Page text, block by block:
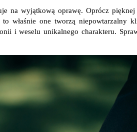
na wyjątkową oprawę. Oprócz
właśnie one tworzą niepowtarzalny
i weselu unikalnego charakteru.